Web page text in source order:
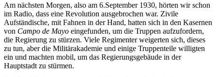
Am nächsten Morgen, also am 6.September 1930, hörten wir schon
im Radio, dass eine Revolution ausgebrochen war. Zivile
Aufständische, mit Fahnen in der Hand, hatten sich in den Kasernen
von Campo de Mayo eingefunden, um die Truppen aufzufordern,
die Regierung zu stürzen. Viele Regimenter weigerten sich, dieses
zu tun, aber die Militärakademie und einige Truppenteile willigten
ein und machten mobil, um das Regierungsgebäude in der
Hauptstadt zu stürmen.